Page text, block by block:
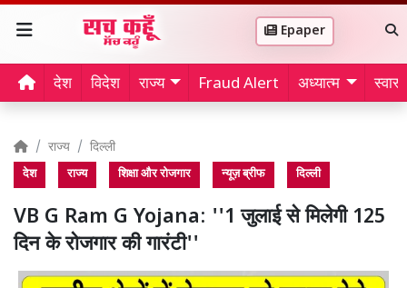
Epaper
देश विदेश राज्य Fraud Alert अध्यात्म
राज्य दिल्ली
देश राज्य शिक्षा और रोजगार न्यूज़ ब्रीफ दिल्ली
VB G Ram G Yojana: ''1 जुलाई से मिलेगी 125
दिन के रोजगार की गारंटी''